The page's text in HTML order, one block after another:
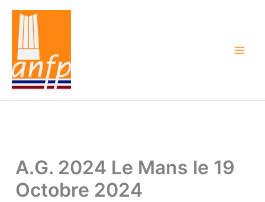
Aller
contenu
A.G. 2024 Le Mans le 19
Octobre 2024